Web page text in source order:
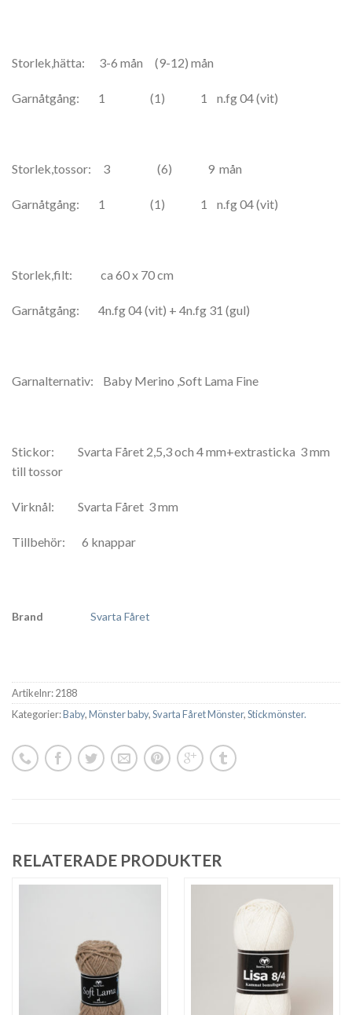
Storlek,hätta: 3-6 mån (9-12) mån
Garnåtgång: 1 (1) 1 n.fg 04 (vit)
Storlek,tossor: 3 (6) 9 mån
Garnåtgång: 1 (1) 1 n.fg 04 (vit)
Storlek,filt: ca 60 x 70 cm
Garnåtgång: 4n.fg 04 (vit) + 4n.fg 31 (gul)
Garnalternativ: Baby Merino ,Soft Lama Fine
Stickor: Svarta Fåret 2,5,3 och 4 mm+extrasticka 3 mm
till tossor
Virknål: Svarta Fåret 3 mm
Tillbehör: 6 knappar
Brand Svarta Fåret
Artikelnr:2188
Kategorier:Baby,Mönster baby,Svarta Fåret Mönster,Stickmönster.
RELATERADE PRODUKTER